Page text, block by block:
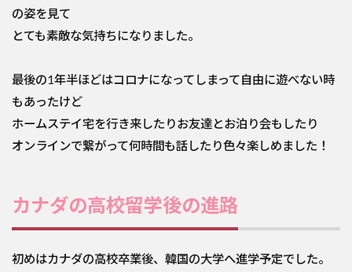
の姿を見て
とても素敵な気持ちになりました。
最後の1年半ほどはコロナになってしまって自由に遊べない時
もあったけど
ホームステイ宅を行き来したりお友達とお泊り会もしたり
オンラインで繋がって何時間も話したり色々楽しめました！
カナダの高校留学後の進路
初めはカナダの高校卒業後、韓国の大学へ進学予定でした。